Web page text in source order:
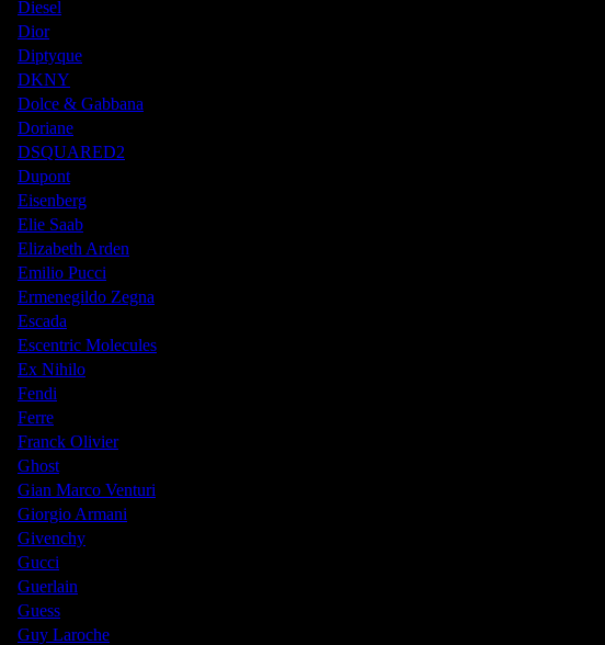
Diesel
Dior
Diptyque
DKNY
Dolce & Gabbana
Doriane
DSQUARED2
Dupont
Eisenberg
Elie Saab
Elizabeth Arden
Emilio Pucci
Ermenegildo Zegna
Escada
Escentric Molecules
Ex Nihilo
Fendi
Ferre
Franck Olivier
Ghost
Gian Marco Venturi
Giorgio Armani
Givenchy
Gucci
Guerlain
Guess
Guy Laroche